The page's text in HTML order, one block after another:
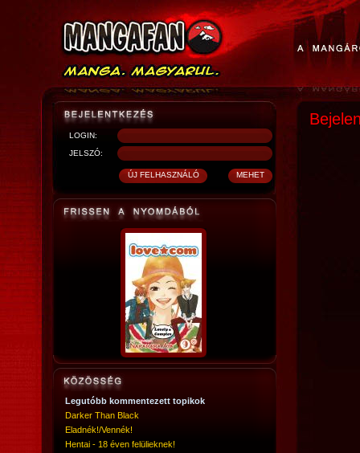
LOGIN:
JELSZÓ:
Legutóbb kommentezett topikok
Darker Than Black
Eladnék!/Vennék!
Hentai - 18 éven felülieknek!